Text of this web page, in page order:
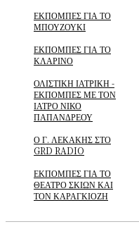
ΕΚΠΟΜΠΕΣ ΓΙΑ ΤΟ
ΜΠΟΥΖΟΥΚΙ
ΕΚΠΟΜΠΕΣ ΓΙΑ ΤΟ
ΚΛΑΡΙΝΟ
ΟΛΙΣΤΙΚΗ ΙΑΤΡΙΚΗ -
ΕΚΠΟΜΠΕΣ ΜΕ ΤΟΝ
ΙΑΤΡΟ ΝΙΚΟ
ΠΑΠΑΝΔΡΕΟΥ
Ο Γ. ΛΕΚΑΚΗΣ ΣΤΟ
GRD RADIO
ΕΚΠΟΜΠΕΣ ΓΙΑ ΤΟ
ΘΕΑΤΡΟ ΣΚΙΩΝ ΚΑΙ
ΤΟΝ ΚΑΡΑΓΚΙΟΖΗ